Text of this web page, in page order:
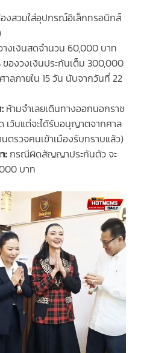
องสวมใส่อุปกรณ์อิเล็กทรอนิกส์
งเงินสดจำนวน 60,000 บาท
องวงเงินประกันเต็ม 300,000
าลภายใน 15 วัน นับจากวันที่ 22
ห้ามจำเลยเดินทางออกนอกราช
เว้นแต่จะได้รับอนุญาตจากศาล
ตรวจคนเข้าเมืองรับทราบแล้ว)
:กรณีผิดสัญญาประกันตัว จะ
บาท